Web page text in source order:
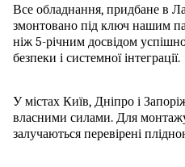
Все обладнання, придбане в
змонтовано під ключ нашим
ніж 5-річним досвідом
безпеки і системної інтеграції.
У містах Київ, Дніпро і
власними силами. Для
залучаються перевірені